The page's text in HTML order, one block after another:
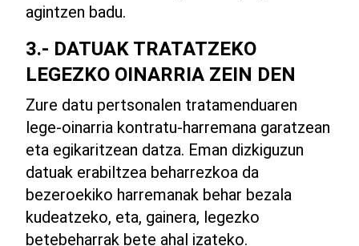
agintzen badu.
3.- DATUAK TRATATZEKO
LEGEZKO OINARRIA ZEIN DEN
Zure datu pertsonalen tratamenduaren
lege-oinarria kontratu-harremana garatzean
eta egikaritzean datza. Eman dizkiguzun
datuak erabiltzea beharrezkoa da
bezeroekiko harremanak behar bezala
kudeatzeko, eta, gainera, legezko
betebeharrak bete ahal izateko.